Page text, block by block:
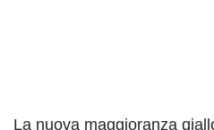
La nuova maggioranza